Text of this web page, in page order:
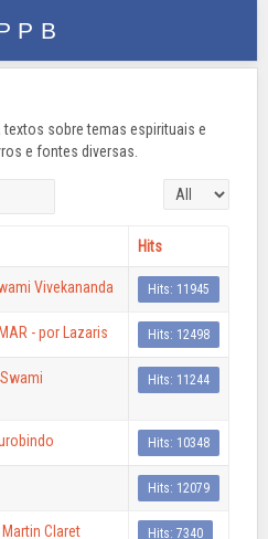
sobre temas espirituais e
e fontes diversas.
Display #
Hits
Vivekananda Hits: 11945
- por Lazaris Hits: 12498
Swami
Hits: 11244
Hits: 10348
Hits: 12079
Martin Claret Hits: 7340